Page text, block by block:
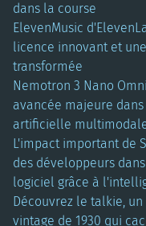
dans la course
ElevenMusic
licence innovant et
transformée
Nemotron 3 Nano
avancée majeure
artificielle
L'impact important de
des développeurs
logiciel grâce à
Découvrez le talkie,
vintage de 1930 qui